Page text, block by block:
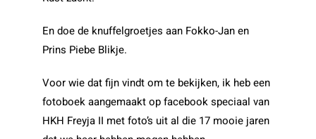
En doe de knuffelgroetjes aan Fokko-Jan en
Prins Piebe Blikje.
Voor wie dat fijn vindt om te bekijken, ik heb een
fotoboek aangemaakt op facebook speciaal van
HKH Freyja II met foto’s uit al die 17 mooie jaren